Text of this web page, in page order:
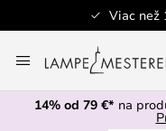
Viac než
to
Content
14% od 79 €* na